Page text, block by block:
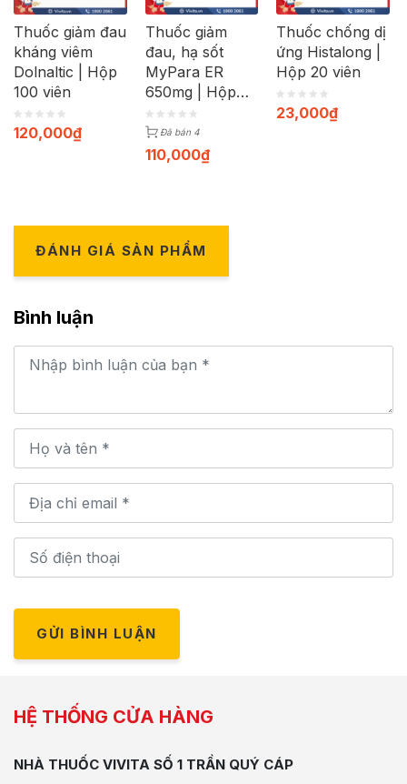
Thuốc giảm đau
kháng viêm
Dolnaltic | Hộp
100 viên
120,000₫
Thuốc giảm
đau, hạ sốt
MyPara ER
650mg | Hộp
100 viên
Đã bán 4
110,000₫
Thuốc chống dị
ứng Histalong |
Hộp 20 viên
23,000₫
ĐÁNH GIÁ SẢN PHẨM
Bình luận
GỬI BÌNH LUẬN
HỆ THỐNG CỬA HÀNG
NHÀ THUỐC VIVITA SỐ 1 TRẦN QUÝ CÁP